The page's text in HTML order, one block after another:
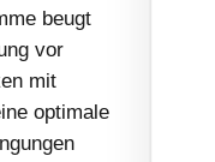
beugt
vor
mit
optimale